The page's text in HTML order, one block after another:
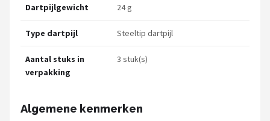
Dartpijlgewicht 24 g
Type dartpijl Steeltip dartpijl
Aantal stuks in
verpakking
3 stuk(s)
Algemene kenmerken